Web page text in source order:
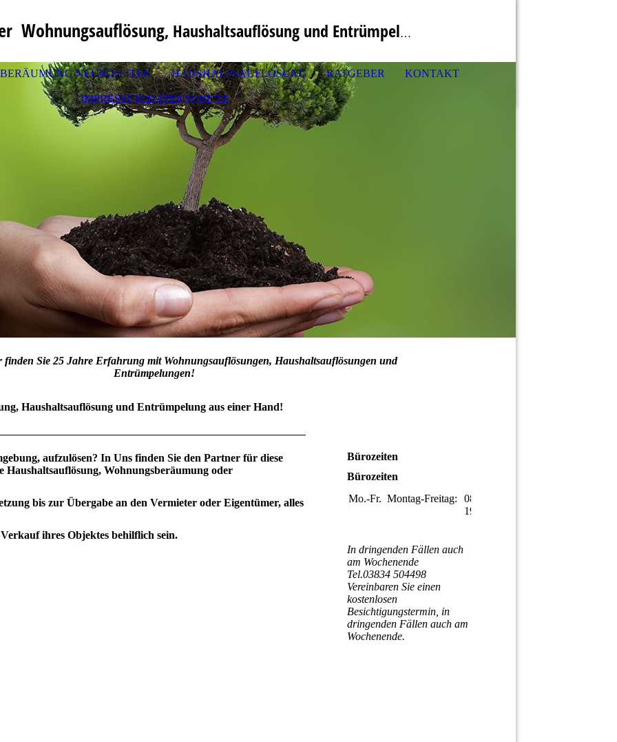
Wohnungsauflösung, Haushaltsauflösung und Entrümpelungen
NEUIGKEITEN HAUSHALTSAUFLÖSUNG RATGEBER KONTAKT
IMPRESSUM/DATENSCHUTZ
finden Sie 25 Jahre Erfahrung mit Wohnungsauflösungen, Haushaltsauflösungen und
Entrümpelungen!
Haushaltsauflösung und Entrümpelung aus einer Hand!
aufzulösen? In Uns finden Sie den Partner für diese
Wohnungsberäumung oder
bis zur Übergabe an den Vermieter oder Eigentümer, alles
ihres Objektes behilflich sein.
Bürozeiten
Bürozeiten
Mo.-Fr. Montag-Freitag:
08:00-
19:00
In dringenden Fällen auch
am Wochenende
Tel.03834 504498
Vereinbaren Sie einen
kostenlosen
Besichtigungstermin, in
dringenden Fällen auch am
Wochenende.